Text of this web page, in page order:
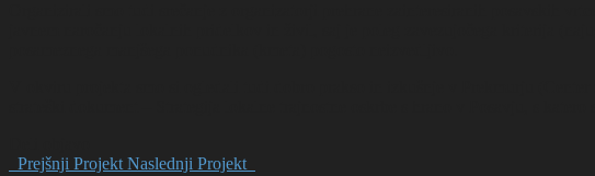
Prejšnji Projekt Naslednji Projekt